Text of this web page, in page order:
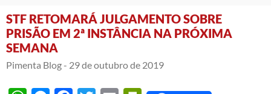
STF RETOMARÁ JULGAMENTO SOBRE
PRISÃO EM 2ª INSTÂNCIA NA PRÓXIMA
SEMANA
Pimenta Blog - 29 de outubro de 2019